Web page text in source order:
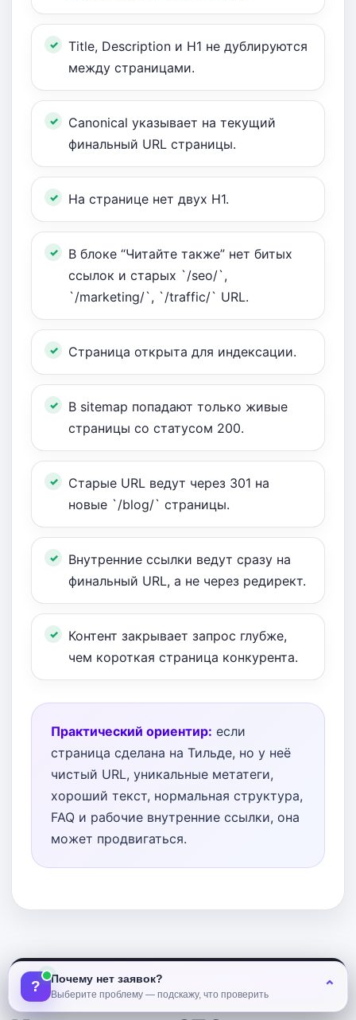
? Почему нет заявок?
Выберите проблему — подскажу, что проверить ⌃
Title, Description и H1 не дублируются
между страницами.
Canonical указывает на текущий
финальный URL страницы.
На странице нет двух H1.
В блоке “Читайте также” нет битых
ссылок и старых `/seo/`,
`/marketing/`, `/traffic/` URL.
Страница открыта для индексации.
В sitemap попадают только живые
страницы со статусом 200.
Старые URL ведут через 301 на
новые `/blog/` страницы.
Внутренние ссылки ведут сразу на
финальный URL, а не через редирект.
Контент закрывает запрос глубже,
чем короткая страница конкурента.
Практический ориентир: если
страница сделана на Тильде, но у неё
чистый URL, уникальные метатеги,
хороший текст, нормальная структура,
FAQ и рабочие внутренние ссылки, она
может продвигаться.
ПЛАН РАБОТ
Получить SEO-аудит сайта